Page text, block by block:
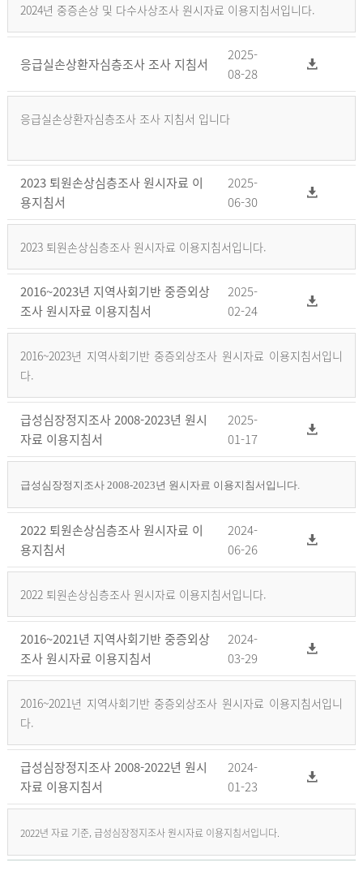
2024년 중증손상 및 다수사상조사 원시자료 이용지침서입니다.
응급실손상환자심층조사 조사 지침서
2025-
08-28
응급실손상환자심층조사 조사 지침서 입니다
2023 퇴원손상심층조사 원시자료 이
용지침서
2025-
06-30
2023 퇴원손상심층조사 원시자료 이용지침서입니다.
2016~2023년 지역사회기반 중증외상
조사 원시자료 이용지침서
2025-
02-24
2016~2023년 지역사회기반 중증외상조사 원시자료 이용지침서입니
다.
급성심장정지조사 2008-2023년 원시
자료 이용지침서
2025-
01-17
급성심장정지조사 2008-2023년 원시자료 이용지침서입니다.
2022 퇴원손상심층조사 원시자료 이
용지침서
2024-
06-26
2022 퇴원손상심층조사 원시자료 이용지침서입니다.
2016~2021년 지역사회기반 중증외상
조사 원시자료 이용지침서
2024-
03-29
2016~2021년 지역사회기반 중증외상조사 원시자료 이용지침서입니
다.
급성심장정지조사 2008-2022년 원시
자료 이용지침서
2024-
01-23
2022년 자료 기준, 급성심장정지조사 원시자료 이용지침서입니다.